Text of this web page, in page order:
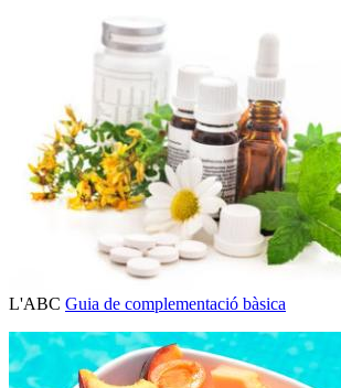
L'ABC Guia de complementació bàsica